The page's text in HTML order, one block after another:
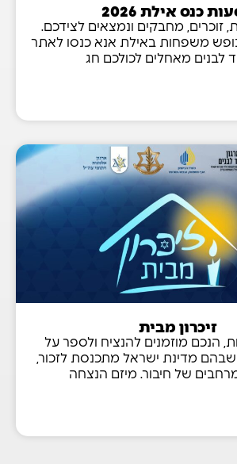
כנס אילת 2026
זוכרים, מחבקים ונמצאים לצידכם.
משפחות באילת אנא כנסו לאתר
יד לבנים מאחלים לכולכם חג
זיכרון מבית
הנכם מוזמנים להנציח ולספר על
שבהם מדינת ישראל מתכנסת לזכור,
של חיבור. מיזם הנצחה